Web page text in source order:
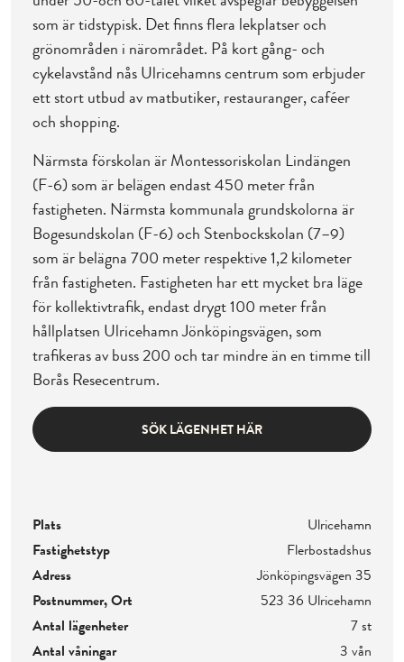
som är tidstypisk. Det finns flera lekplatser och
grönområden i närområdet. På kort gång- och
cykelavstånd nås Ulricehamns centrum som erbjuder
ett stort utbud av matbutiker, restauranger, caféer
och shopping.
Närmsta förskolan är Montessoriskolan Lindängen
(F-6) som är belägen endast 450 meter från
fastigheten. Närmsta kommunala grundskolorna är
Bogesundskolan (F-6) och Stenbockskolan (7–9)
som är belägna 700 meter respektive 1,2 kilometer
från fastigheten. Fastigheten har ett mycket bra läge
för kollektivtrafik, endast drygt 100 meter från
hållplatsen Ulricehamn Jönköpingsvägen, som
trafikeras av buss 200 och tar mindre än en timme till
Borås Resecentrum.
SÖK LÄGENHET HÄR
Plats
Ulricehamn
Fastighetstyp
Flerbostadshus
Adress
Jönköpingsvägen 35
Postnummer, Ort
523 36 Ulricehamn
Antal lägenheter
7 st
Antal våningar
3 vån